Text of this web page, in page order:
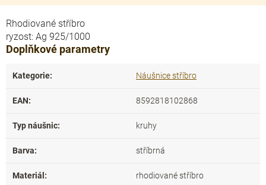
Rhodiované stříbro
ryzost: Ag 925/1000
Doplňkové parametry
Kategorie: Náušnice stříbro
EAN: 8592818102868
Typ náušnic: kruhy
Barva: stříbrná
Materiál : rhodiované stříbro